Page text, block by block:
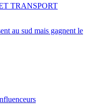
au sud mais gagnent le
TRANSPORT